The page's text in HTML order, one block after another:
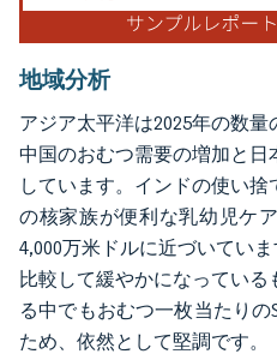
地域分析
アジア太平洋は2025年の数量
中国のおむつ需要の増加と日
しています。インドの使い
の核家族が便利な乳幼児ケ
4,000万米ドルに近づいてい
比較して緩やかになってい
る中でもおむつ一枚当たり
ため、依然として堅調です。